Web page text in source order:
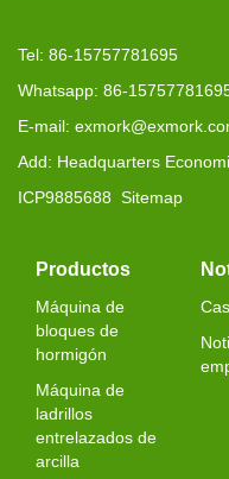
Tel: 86-15757781695
Whatsapp: 86-
E-mail:
Add: Headquarters
ICP9885688 Sitemap
Productos
Máquina de
bloques de
hormigón
Máquina de
ladrillos
entrelazados de
arcilla